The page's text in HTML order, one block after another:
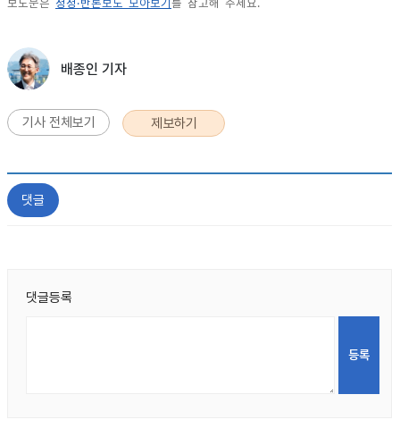
보도문은 정정·반론보도 모아보기 를 참고해 주세요.
배종인 기자
기사 전체보기 제보하기
댓글
댓글등록